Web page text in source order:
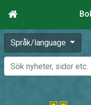
Språk/language